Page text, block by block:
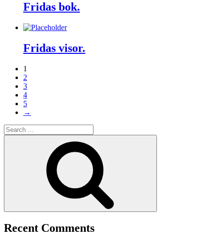
Fridas bok.
Fridas visor.
1
2
3
4
5
→
Search
for:
Recent Comments